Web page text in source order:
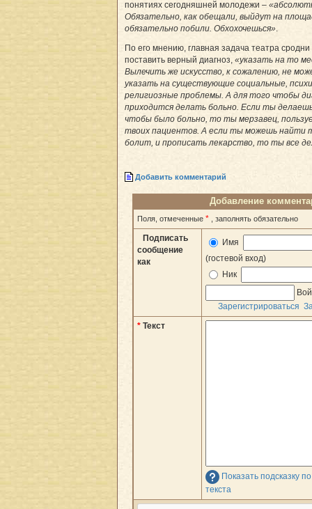
понятиях сегодняшней молодежи –
Обязательно, как обещали, выйдут на
обязательно побили. Обхохочешься».
По его мнению, главная задача театра
поставить верный диагноз, «указать на то
Вылечить же искусство, к сожалению, не
указать на существующие социальные,
религиозные проблемы. А для того чтобы
приходится делать больно. Если ты
чтобы было больно, то ты мерзавец,
твоих пациентов. А если ты можешь найти
болит, и прописать лекарство, то ты все
Добавить комментарий
Добавление
Поля, отмеченные * , заполнять обязательно
Подписать
сообщение
как
Имя
(гостевой вход)
Ник
Зарегистрироваться
* Текст
Показать подсказку
текста